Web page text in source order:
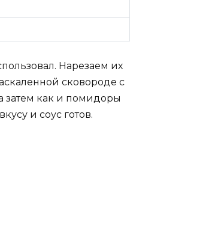
Нарезаем их
сковороде с
затем как и помидоры
и соус готов.